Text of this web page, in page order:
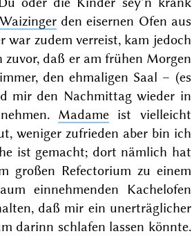
Waizinger den eisernen Ofen aus
war zudem verreist, kam jedoch
daß er am frühen Morgen
den ehmaligen Saal – (es
mir den Nachmittag wieder in
Madame ist vielleicht
weniger zufrieden aber bin ich
ist gemacht; dort nämlich hat
großen Refectorium zu einem
einnehmenden Kachelofen
daß mir ein unerträglicher
darinn schlafen lassen könnte.